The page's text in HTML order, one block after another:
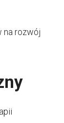
na rozwój